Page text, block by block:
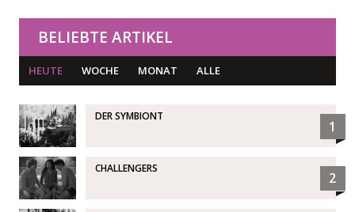
BELIEBTE ARTIKEL
HEUTE WOCHE MONAT ALLE
DER SYMBIONT
1
CHALLENGERS
2